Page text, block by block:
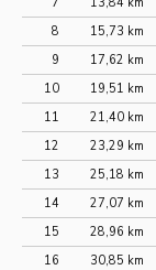
8
15,73 km
9
17,62 km
10
19,51 km
11
21,40 km
12
23,29 km
13
25,18 km
14
27,07 km
15
28,96 km
16
30,85 km